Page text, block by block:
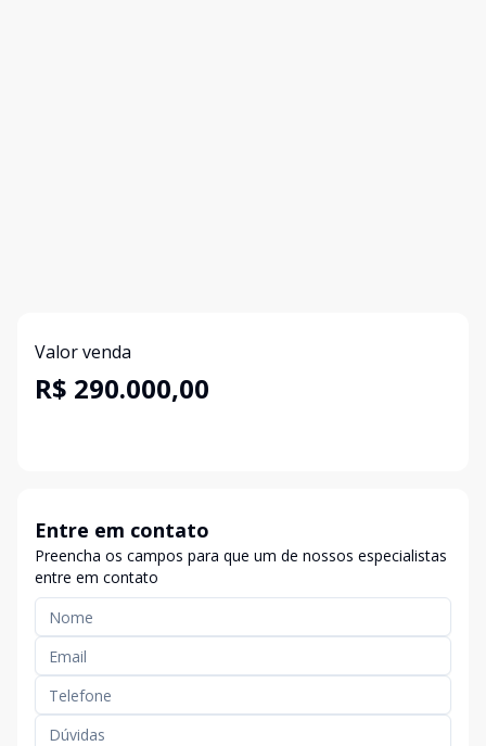
Valor venda
R$ 290.000,00
Entre em contato
Preencha os campos para que um de nossos especialistas
entre em contato